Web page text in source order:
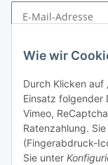
Wie wir
Durch Klicken auf
Einsatz folgender
Vimeo,
Ratenzahlung.
(Fingerabdruck-
Sie unter
Gesetzliche